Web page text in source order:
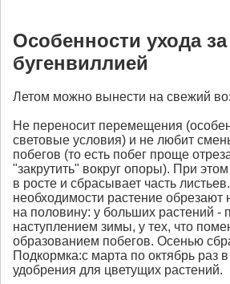
Особенности ухода за
бугенвиллией
Летом можно вынести на свежий
Не переносит перемещения
световые условия) и не любит
побегов (то есть побег проще
"закрутить" вокруг опоры). При
в росте и сбрасывает часть
необходимости растение обрезают
на половину: у больших растений -
наступлением зимы, у тех, что
образованием побегов. Осенью
Подкормка:с марта по октябрь раз
удобрения для цветущих растений.